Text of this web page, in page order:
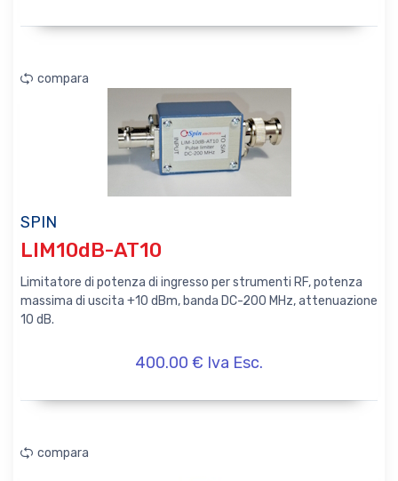
compara
SPIN
LIM10dB-AT10
Limitatore di potenza di ingresso per strumenti RF, potenza
massima di uscita +10 dBm, banda DC-200 MHz, attenuazione
10 dB.
400.00 € Iva Esc.
compara